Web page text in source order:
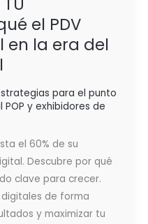
el PDV
en la era del
para el punto
POP y exhibidores de
el 60% de su
Descubre por qué
clave para crecer.
de forma
y maximizar tu